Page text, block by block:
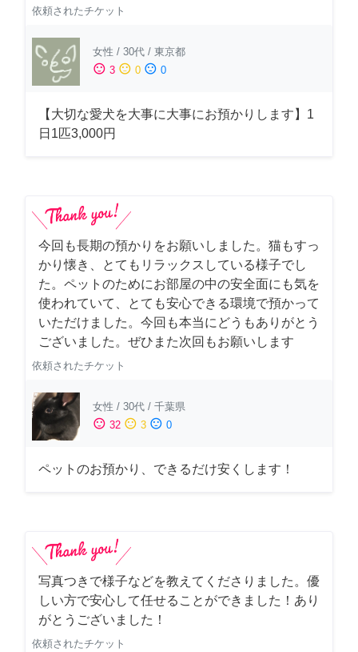
依頼されたチケット
女性 / 30代 / 東京都
sentiment_satisfied 3 sentiment_neutral 0 sentiment_dissatisfied 0
【大切な愛犬を大事に大事にお預かりします】1
日1匹3,000円
今回も長期の預かりをお願いしました。猫もすっ
かり懐き、とてもリラックスしている様子でし
た。ペットのためにお部屋の中の安全面にも気を
使われていて、とても安心できる環境で預かって
いただけました。今回も本当にどうもありがとう
ございました。ぜひまた次回もお願いします
依頼されたチケット
女性 / 30代 / 千葉県
sentiment_satisfied 32 sentiment_neutral 3 sentiment_dissatisfied 0
ペットのお預かり、できるだけ安くします！
写真つきで様子などを教えてくださりました。優
しい方で安心して任せることができました！あり
がとうございました！
依頼されたチケット